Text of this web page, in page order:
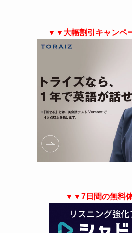
▼▼大幅割引キャンペ
▼▼7日間の無料